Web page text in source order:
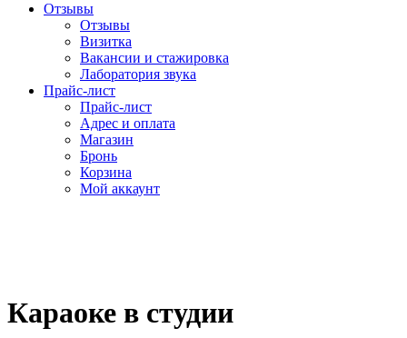
Отзывы
Отзывы
Визитка
Вакансии и стажировка
Лаборатория звука
Прайс-лист
Прайс-лист
Адрес и оплата
Магазин
Бронь
Корзина
Мой аккаунт
Караоке в студии